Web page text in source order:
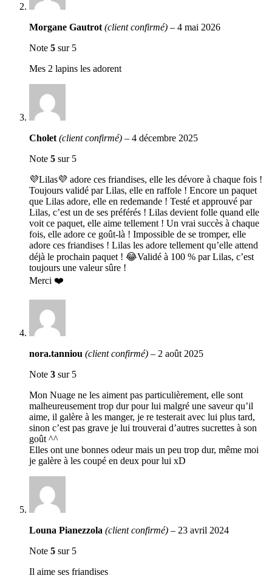
Morgane Gautrot (client confirmé) – 4 mai 2026
Note 5 sur 5
Mes 2 lapins les adorent
Cholet (client confirmé) – 4 décembre 2025
Note 5 sur 5
💜Lilas💜 adore ces friandises, elle les dévore à chaque fois !
Toujours validé par Lilas, elle en raffole ! Encore un paquet
que Lilas adore, elle en redemande ! Testé et approuvé par
Lilas, c’est un de ses préférés ! Lilas devient folle quand elle
voit ce paquet, elle aime tellement ! Un vrai succès à chaque
fois, elle adore ce goût-là ! Impossible de se tromper, elle
adore ces friandises ! Lilas les adore tellement qu’elle attend
déjà le prochain paquet ! 😂Validé à 100 % par Lilas, c’est
toujours une valeur sûre !
Merci ❤️
nora.tanniou (client confirmé) – 2 août 2025
Note 3 sur 5
Mon Nuage ne les aiment pas particulièrement, elle sont
malheureusement trop dur pour lui malgré une saveur qu’il
aime, il galère à les manger, je re testerait avec lui plus tard,
sinon c’est pas grave je lui trouverai d’autres sucrettes à son
goût ^^
Elles ont une bonnes odeur mais un peu trop dur, même moi
je galère à les coupé en deux pour lui xD
Louna Pianezzola (client confirmé) – 23 avril 2024
Note 5 sur 5
Il aime ses friandises